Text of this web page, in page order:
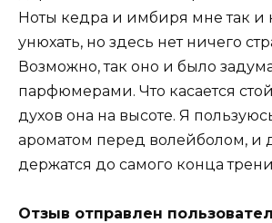
Ноты кедра и имбиря мне так и
унюхать, но здесь нет ничего
Возможно, так оно и было
парфюмерами. Что касается
духов она на высоте. Я
ароматом перед волейболом, и
держатся до самого конца
Отзыв отправлен